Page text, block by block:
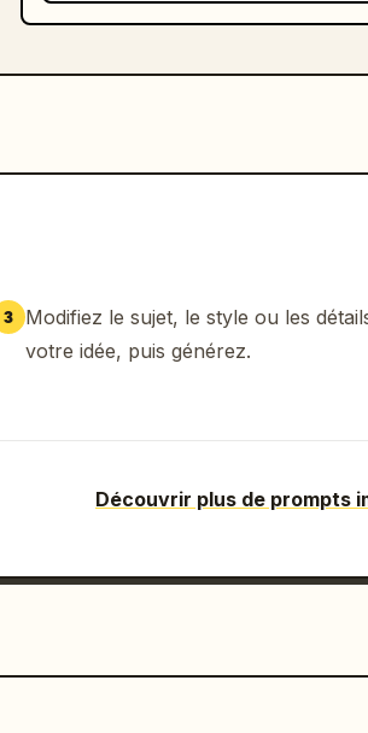
3
Modifiez le sujet, le style ou les
votre idée, puis générez.
Découvrir plus de prompts